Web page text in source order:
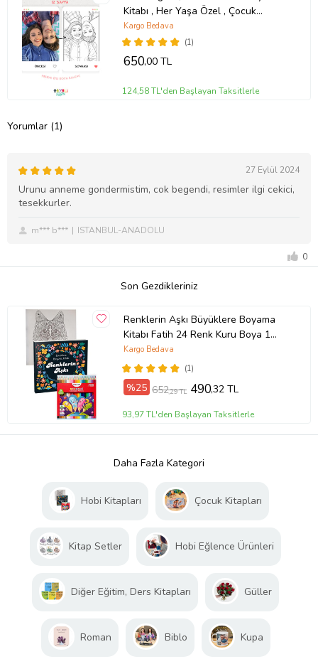
Kitabı , Her Yaşa Özel , Çocuk
Gelişimi , Doğum Günü , Sevgiliye ,
Hediye
(1)
Kargo Bedava
650,00 TL
124,58 TL'den Başlayan Taksitlerle
Yorumlar (1)
27 Eylül 2024
Urunu anneme gondermistim, cok begendi, resimler ilgi cekici,
tesekkurler.
m*** b*** ISTANBUL-ANADOLU
0
Son Gezdikleriniz
Renklerin Aşkı Büyüklere Boyama
Kitabı Fatih 24 Renk Kuru Boya 1
Adet Ema Boyama Kitabı Büyükler
İçin Mandala Yaratıcı Boyama
(1)
Kargo Bedava
%25 652,29 TL 490,32 TL
93,97 TL'den Başlayan Taksitlerle
Daha Fazla Kategori
Hobi Kitapları Çocuk Kitapları
Kitap Setler Hobi Eğlence Ürünleri
Diğer Eğitim, Ders Kitapları Güller
Roman Biblo Kupa